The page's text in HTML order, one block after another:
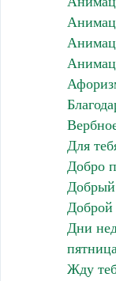
Для
Добро
Добрый
Доброй
Дни
Жду